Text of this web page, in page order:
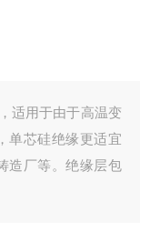
适用于由于高温变
单芯硅绝缘更适宜
造厂等。绝缘层包